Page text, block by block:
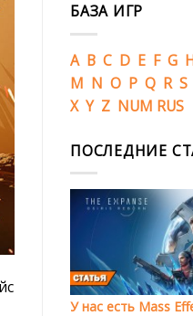
БАЗА ИГР
A B C D E F G
M N O P Q R S
X Y Z NUM RUS
ПОСЛЕДНИЕ
У нас есть Mass